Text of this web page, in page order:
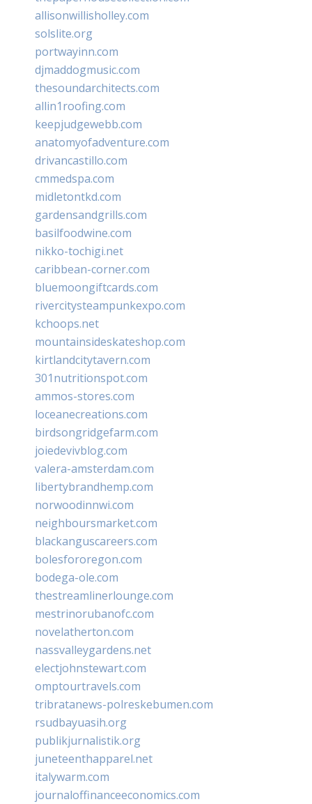
allisonwillisholley.com
solslite.org
portwayinn.com
djmaddogmusic.com
thesoundarchitects.com
allin1roofing.com
keepjudgewebb.com
anatomyofadventure.com
drivancastillo.com
cmmedspa.com
midletontkd.com
gardensandgrills.com
basilfoodwine.com
nikko-tochigi.net
caribbean-corner.com
bluemoongiftcards.com
rivercitysteampunkexpo.com
kchoops.net
mountainsideskateshop.com
kirtlandcitytavern.com
301nutritionspot.com
ammos-stores.com
loceanecreations.com
birdsongridgefarm.com
joiedevivblog.com
valera-amsterdam.com
libertybrandhemp.com
norwoodinnwi.com
neighboursmarket.com
blackanguscareers.com
bolesfororegon.com
bodega-ole.com
thestreamlinerlounge.com
mestrinorubanofc.com
novelatherton.com
nassvalleygardens.net
electjohnstewart.com
omptourtravels.com
tribratanews-polreskebumen.com
rsudbayuasih.org
publikjurnalistik.org
juneteenthapparel.net
italywarm.com
journaloffinanceeconomics.com